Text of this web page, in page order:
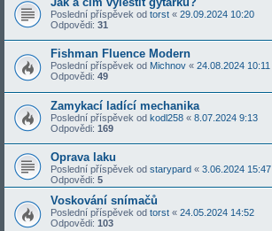
Poslední příspěvek od torst « 29.09.2024 10:20
Odpovědi: 31
Fishman Fluence Modern
Poslední příspěvek od Michnov « 24.08.2024 10:11
Odpovědi: 49
Zamykací ladící mechanika
Poslední příspěvek od kodl258 « 8.07.2024 9:13
Odpovědi: 169
Oprava laku
Poslední příspěvek od starypard « 3.06.2024 15:47
Odpovědi: 5
Voskování snímačů
Poslední příspěvek od torst « 24.05.2024 14:52
Odpovědi: 103